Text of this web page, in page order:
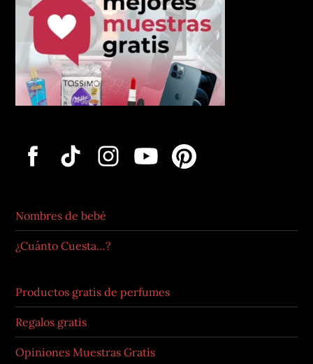
Nombres de bebé
¿Cuánto Cuesta…?
Productos gratis de perfumes
Regalos gratis
Opiniones Muestras Gratis